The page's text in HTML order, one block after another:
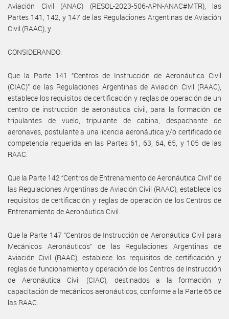
Aviación Civil (ANAC) (RESOL-2023-506-APN-ANAC#MTR), las
Partes 141, 142, y 147 de las Regulaciones Argentinas de Aviación
Civil (RAAC), y
CONSIDERANDO:
Que la Parte 141 “Centros de Instrucción de Aeronáutica Civil
(CIAC)” de las Regulaciones Argentinas de Aviación Civil (RAAC),
establece los requisitos de certificación y reglas de operación de un
centro de instrucción de aeronáutica civil, para la formación de
tripulantes de vuelo, tripulante de cabina, despachante de
aeronaves, postulante a una licencia aeronáutica y/o certificado de
competencia requerida en las Partes 61, 63, 64, 65, y 105 de las
RAAC.
Que la Parte 142 “Centros de Entrenamiento de Aeronáutica Civil” de
las Regulaciones Argentinas de Aviación Civil (RAAC), establece los
requisitos de certificación y reglas de operación de los Centros de
Entrenamiento de Aeronáutica Civil.
Que la Parte 147 “Centros de Instrucción de Aeronáutica Civil para
Mecánicos Aeronáuticos” de las Regulaciones Argentinas de
Aviación Civil (RAAC), establece los requisitos de certificación y
reglas de funcionamiento y operación de los Centros de Instrucción
de Aeronáutica Civil (CIAC), destinados a la formación y
capacitación de mecánicos aeronáuticos, conforme a la Parte 65 de
las RAAC.